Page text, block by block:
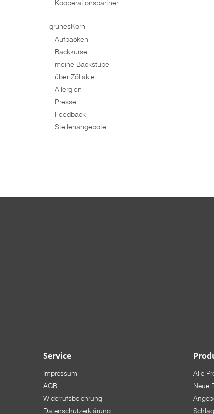
Kooperationspartner
grünesKorn
Aufbacken
Backkurse
meine Backstube
über Zöliakie
Allergien
Presse
Feedback
Stellenangebote
Service
Impressum
AGB
Widerrufsbelehrung
Datenschutzerklärung
Alle
Neue